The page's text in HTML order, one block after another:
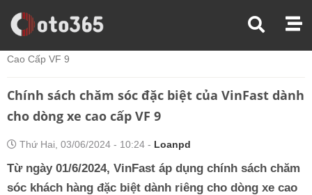
Trang Chủ
Thị Trường Xe
Cao Cấp VF 9
Chính sách chăm sóc đặc biệt của VinFast dành
cho dòng xe cao cấp VF 9
Thứ Hai, 03/06/2024 - 10:24 - Loanpd
Từ ngày 01/6/2024, VinFast áp dụng chính sách chăm
sóc khách hàng đặc biệt dành riêng cho dòng xe cao